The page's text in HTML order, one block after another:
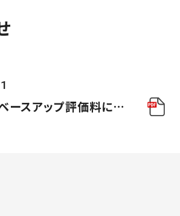
ースアップ評価料につ